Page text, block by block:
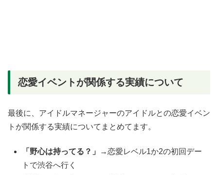
恋愛イベントが関係する実績について
最後に、アイドルマネージャーのアイドルとの恋愛イベン
トが関係する実績についてまとめてます。
「野心は持ってる？」
→恋愛レベル1か2の初回デー
トで渋谷へ行く